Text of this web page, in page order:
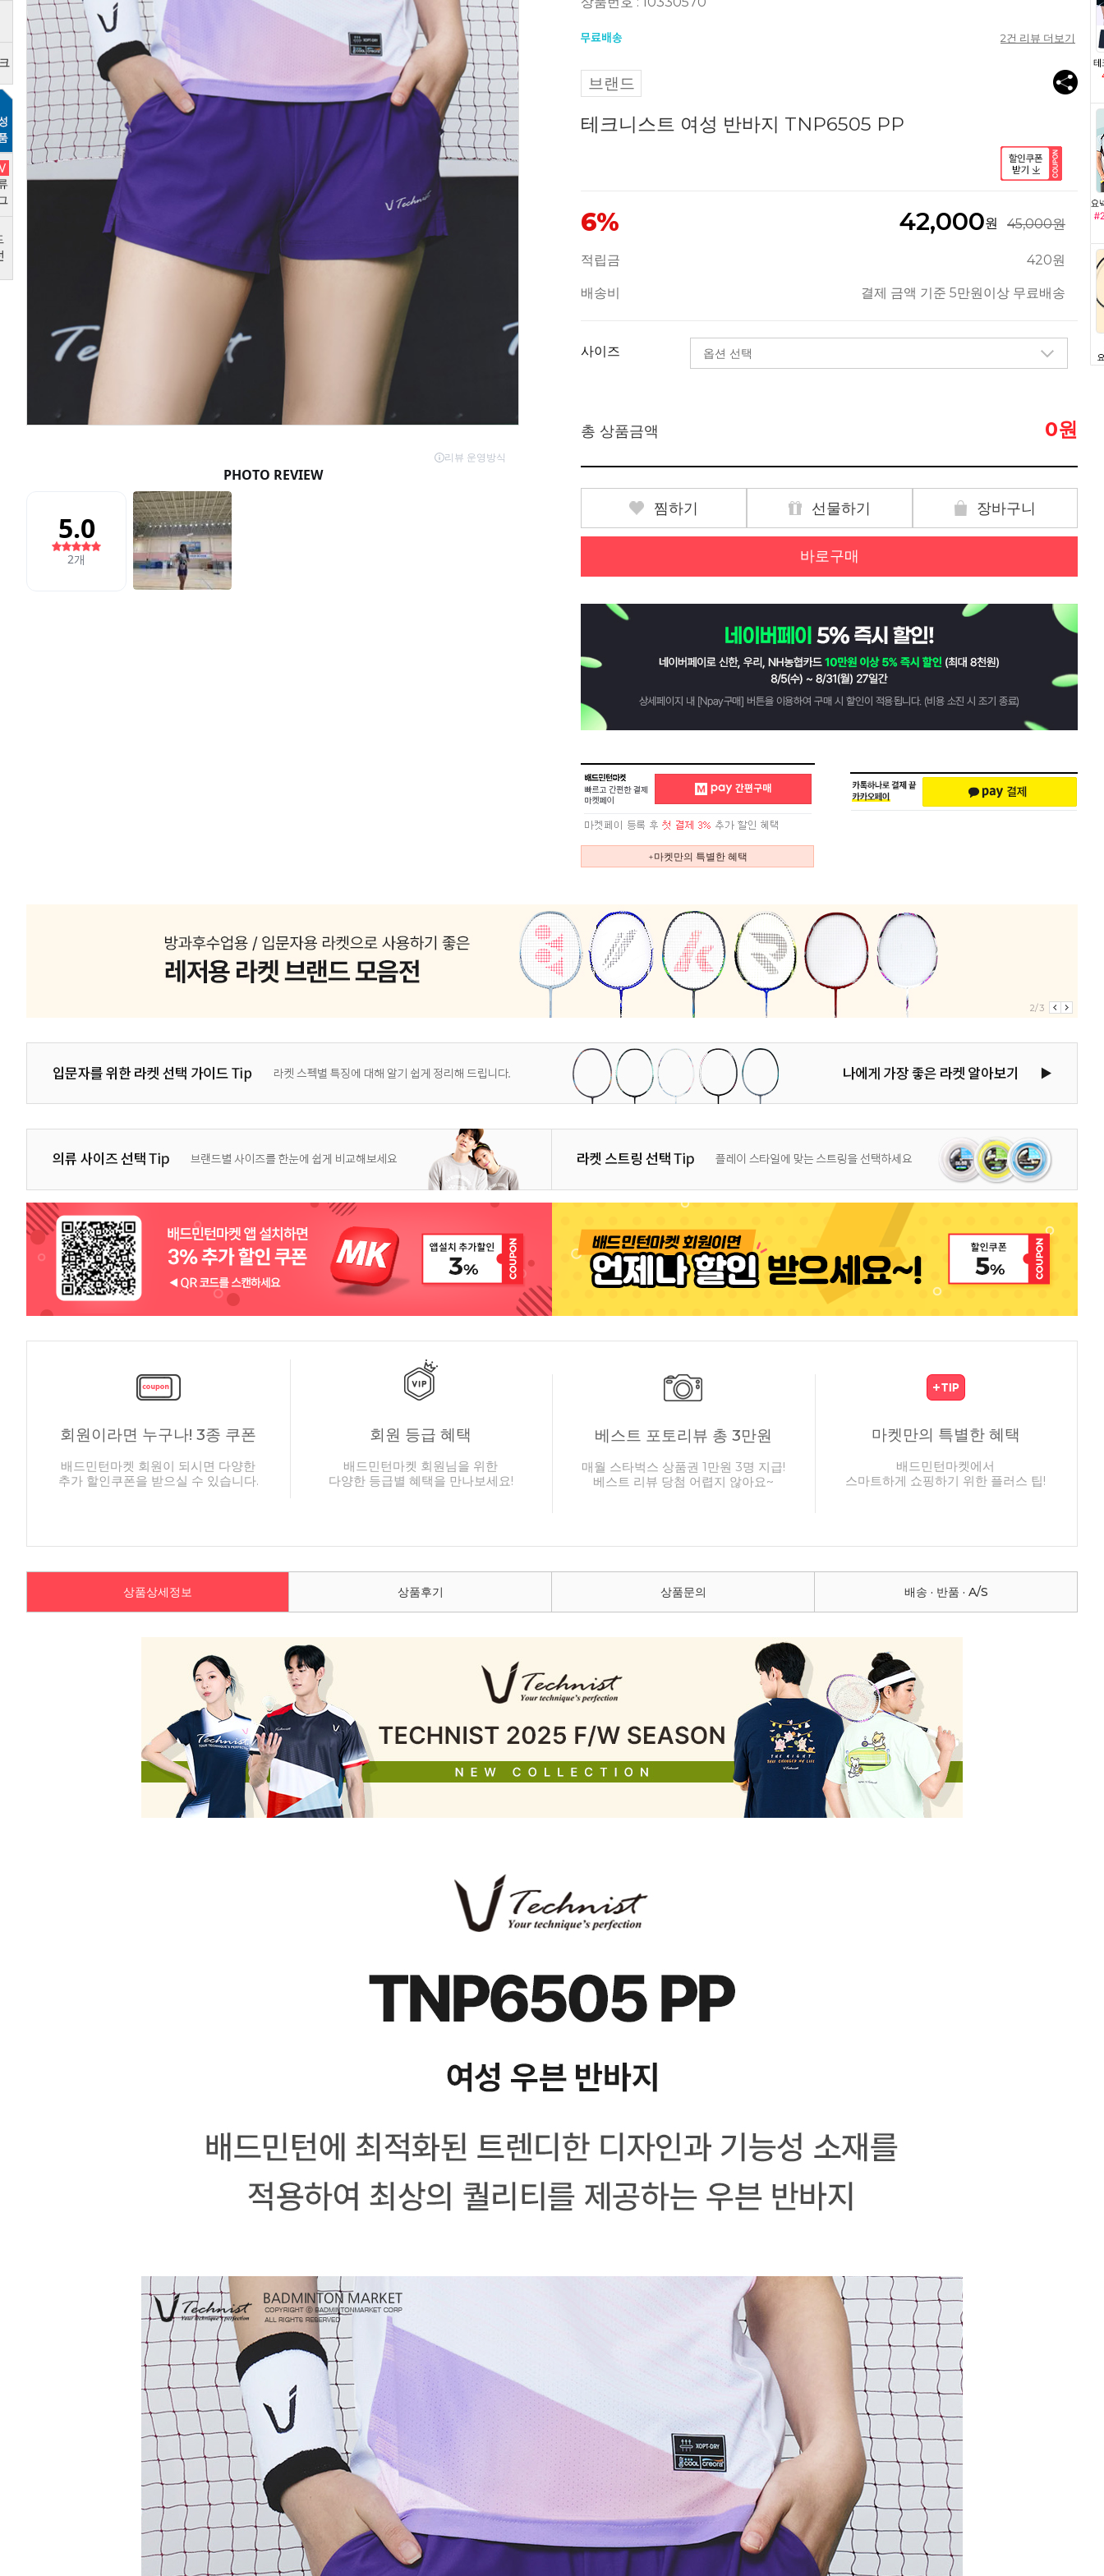
2건 리뷰 더보기
브랜드
테크니스트 여성 반바지 TNP6505 PP
6% 42,000원 45,000원
적립금 420원
배송비 결제 금액 기준 5만원이상 무료배송
사이즈
총 상품금액 0원
찜하기 선물하기 장바구니
바로구매
+마켓만의 특별한 혜택
2/3
회원이라면 누구나! 3종 쿠폰
배드민턴마켓 회원이 되시면 다양한
추가 할인쿠폰을 받으실 수 있습니다.
회원 등급 혜택
배드민턴마켓 회원님을 위한
다양한 등급별 혜택을 만나보세요!
베스트 포토리뷰 총 3만원
매월 스타벅스 상품권 1만원 3명 지급!
베스트 리뷰 당첨 어렵지 않아요~
마켓만의 특별한 혜택
배드민턴마켓에서
스마트하게 쇼핑하기 위한 플러스 팁!
상품상세정보 상품후기 상품문의 배송 · 반품 · A/S